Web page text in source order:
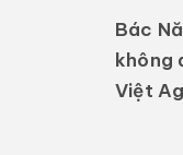
Bác
không
Việt